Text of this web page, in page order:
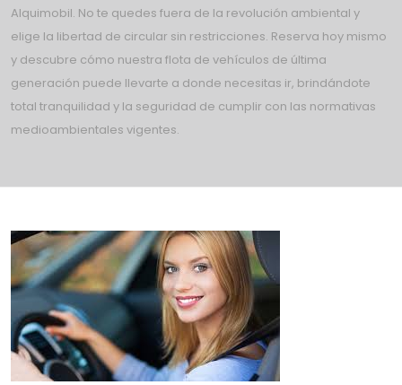
Alquimobil. No te quedes fuera de la revolución ambiental y
elige la libertad de circular sin restricciones. Reserva hoy mismo
y descubre cómo nuestra flota de vehículos de última
generación puede llevarte a donde necesitas ir, brindándote
total tranquilidad y la seguridad de cumplir con las normativas
medioambientales vigentes.